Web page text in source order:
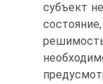
субъект